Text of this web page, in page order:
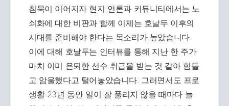
침묵이 이어지자 현지 언론과 커뮤니티에서는 노
쇠화에 대한 비판과 함께 이제는 호날두 이후의
시대를 준비해야 한다는 목소리가 높았습니다.
이에 대해 호날두는 인터뷰를 통해 지난 한 주가
마치 이미 은퇴한 선수 취급을 받는 것 같아 힘들
고 암울했다고 털어놓았습니다. 그러면서도 프로
생활 23년 동안 일이 잘 풀리지 않을 때마다 늘